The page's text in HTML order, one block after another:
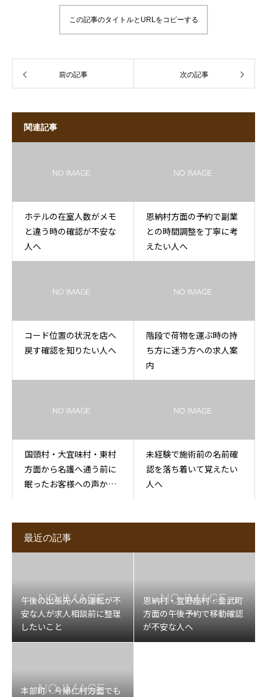
この記事のタイトルとURLをコピーする
前の記事 次の記事
関連記事
ホテルの在室人数がメモ
と違う時の確認が不安な
人へ
恩納村方面の予約で副業
との時間調整を丁寧に考
えたい人へ
コード位置の状況を店へ
戻す確認を知りたい人へ
階段で荷物を運ぶ時の持
ち方に迷う方への求人案
内
国頭村・大宜味村・東村
方面から名護へ通う前に
眠ったお客様への声かけ
未経験で施術前の名前確
認を落ち着いて覚えたい
人へ
最近の記事
午後の出張先への運転が不
安な人が求人相談前に整理
したいこと
恩納村・宜野座村・金武町
方面の午後予約で移動確認
が不安な人へ
本部町・今帰仁村方面でも